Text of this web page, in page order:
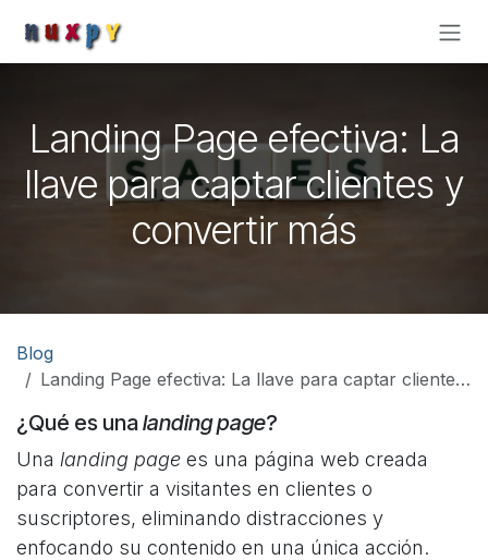
Landing Page efectiva: La
llave para captar clientes y
convertir más
Blog
Landing Page efectiva: La llave para captar clientes y convertir más
¿Qué es unalanding page?
Una landing page es una página web creada
para convertir a visitantes en clientes o
suscriptores, eliminando distracciones y
enfocando su contenido en una única acción.